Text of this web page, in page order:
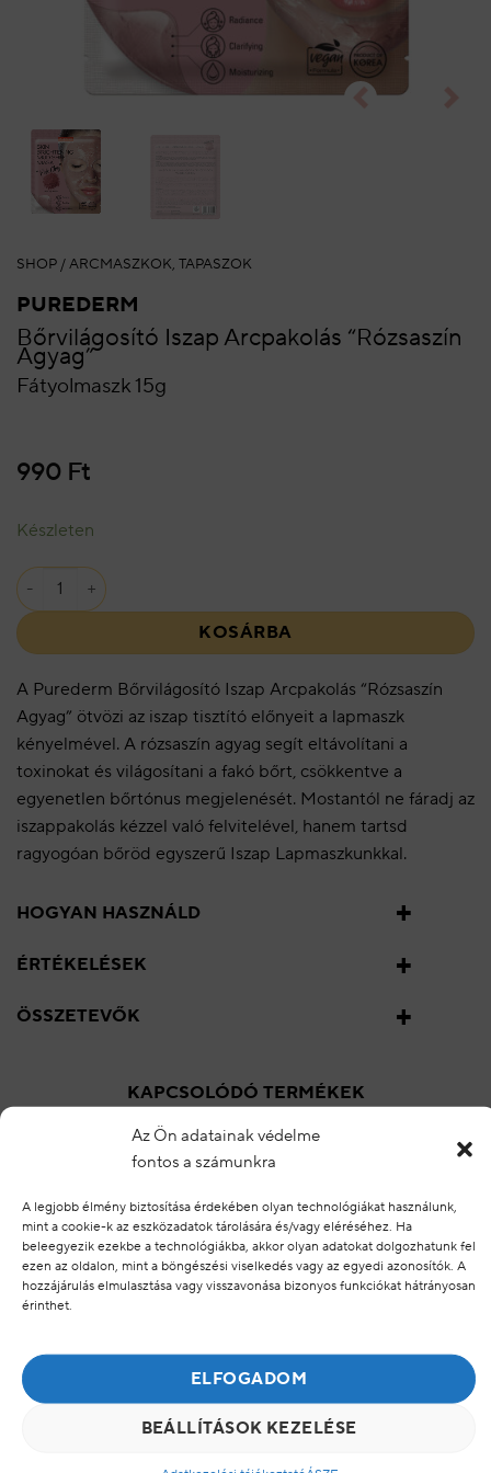
Az Ön adatainak védelme
fontos a számunkra
A legjobb élmény biztosítása érdekében olyan technológiákat használunk,
mint a cookie-k az eszközadatok tárolására és/vagy eléréséhez. Ha
beleegyezik ezekbe a technológiákba, akkor olyan adatokat dolgozhatunk fel
ezen az oldalon, mint a böngészési viselkedés vagy az egyedi azonosítók. A
hozzájárulás elmulasztása vagy visszavonása bizonyos funkciókat hátrányosan
érinthet.
ELFOGADOM
BEÁLLÍTÁSOK KEZELÉSE
SHOP /ARCMASZKOK, TAPASZOK
PUREDERM
Bőrvilágosító Iszap Arcpakolás “Rózsaszín
Agyag”
Fátyolmaszk 15g
990 Ft
Készleten
Bőrvilágosító Iszap Arcpakolás "Rózsaszín Agyag" mennyiség
KOSÁRBA
A Purederm Bőrvilágosító Iszap Arcpakolás “Rózsaszín
Agyag” ötvözi az iszap tisztító előnyeit a lapmaszk
kényelmével. A rózsaszín agyag segít eltávolítani a
toxinokat és világosítani a fakó bőrt, csökkentve a
egyenetlen bőrtónus megjelenését. Mostantól ne fáradj az
iszappakolás kézzel való felvitelével, hanem tartsd
ragyogóan bőröd egyszerű Iszap Lapmaszkunkkal.
HOGYAN HASZNÁLD
ÉRTÉKELÉSEK
ÖSSZETEVŐK
KAPCSOLÓDÓ TERMÉKEK
KAPCSOLÓDÓ TERMÉKEK
Hozzáadás a
kedvencekhez
Mélytisztító Fekete
Buborékos Maszk
Hozzáadás a
kedvencekhez
Mélytisztító fekete
Buborékos Maszk